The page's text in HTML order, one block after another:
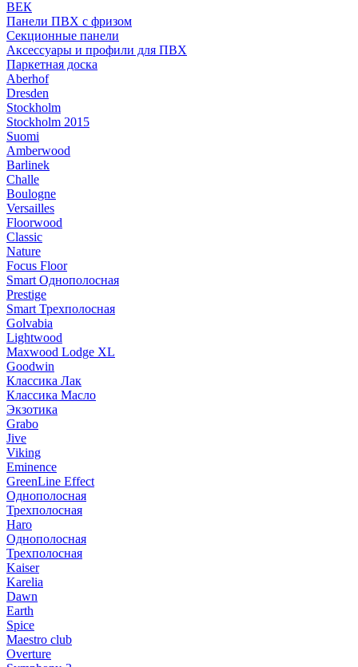
ВЕК
Панели ПВХ с фризом
Секционные панели
Аксессуары и профили для ПВХ
Паркетная доска
Aberhof
Dresden
Stockholm
Stockholm 2015
Suomi
Amberwood
Barlinek
Challe
Boulogne
Versailles
Floorwood
Classic
Nature
Focus Floor
Smart Однополосная
Prestige
Smart Трехполосная
Golvabia
Lightwood
Maxwood Lodge XL
Goodwin
Классика Лак
Классика Масло
Экзотика
Grabo
Jive
Viking
Eminence
GreenLine Effect
Однополосная
Трехполосная
Haro
Однополосная
Трехполосная
Kaiser
Karelia
Dawn
Earth
Spice
Maestro club
Overture